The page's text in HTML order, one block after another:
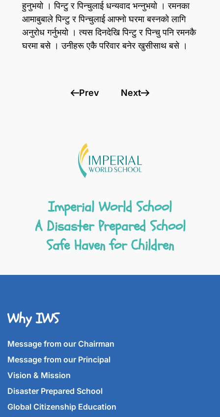
हुनुभयो । पिन्टु र पिन्चुलाई धन्यवाद भन्नुभयो । रमनका
आमाबुबाले पिन्टु र पिन्चुलाई आफ्नो घरमा बस्नको लागि
अनुरोध गर्नुभयो । त्यस दिनदेखि पिन्टु र पिन्चु पनि रमनकै
घरमा बसे । उनीहरू एकै परिवार बनेर खुसीसाथ बसे ।
Prev Next
Imperial World School
A Disaster Prepared School
Safe Haven for Children
Why IWS
Message from our Chairman
Message from our Principal
Vision & Mission
Disaster Prepared School
Global Citizenship Education